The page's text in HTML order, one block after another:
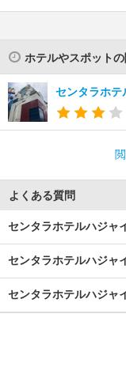
ホテルやスポット
センタラホテ
よくある質問
センタラホテルハジャ
センタラホテルハジャ
センタラホテルハジャ